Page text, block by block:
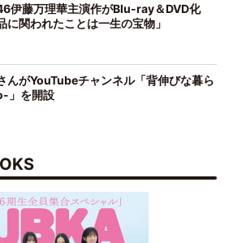
伊藤万理華主演作がBlu-ray＆DVD化
に関われたことは一生の宝物」
んがYouTubeチャンネル「背伸びな暮ら
」を開設